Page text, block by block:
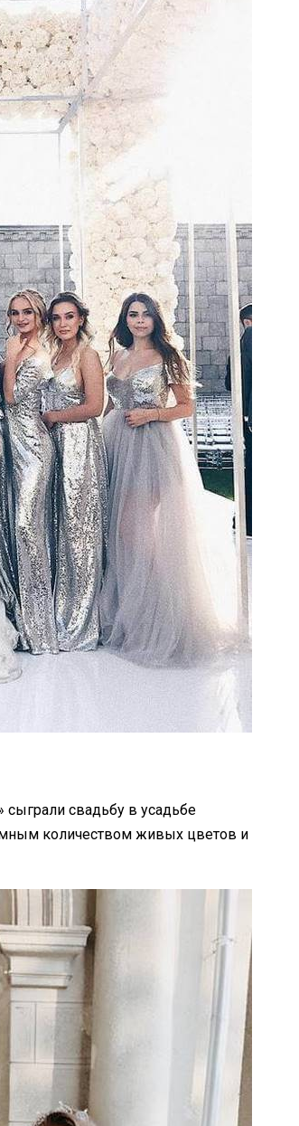
сыграли свадьбу в усадьбе
количеством живых цветов и